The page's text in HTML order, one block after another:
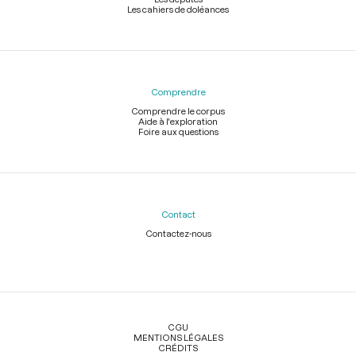
Les cahiers de doléances
Comprendre
Comprendre le corpus
Aide à l'exploration
Foire aux questions
Contact
Contactez-nous
Légal
CGU
MENTIONS LÉGALES
CRÉDITS